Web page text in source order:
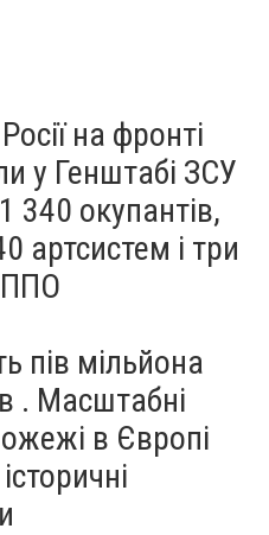
на фронті
у Генштабі ЗСУ
340 окупантів,
артсистем і три
ППО
пів мільйона
. Масштабні
в Європі